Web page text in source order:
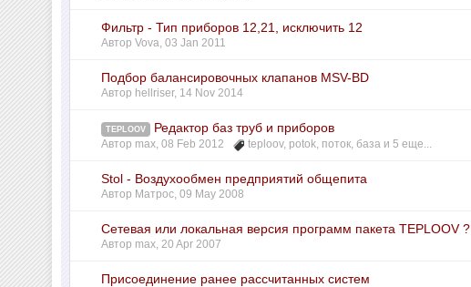
Фильтр - Тип приборов 12,21, исключить 12
АвторVova,03 Jan 2011
Подбор балансировочных клапанов MSV-BD
Автор hellriser, 14 Nov 2014
TEPLOOV Редактор баз труб и приборов
Автор max,08 Feb 2012 teploov, potok, поток,база и 5 еще...
Stol - Воздухообмен предприятий общепита
Автор Матрос,09 May 2008
Сетевая или локальная версия программ пакета TEPLOOV ?
Автор max,20 Apr 2007
Присоединение ранее рассчитанных систем